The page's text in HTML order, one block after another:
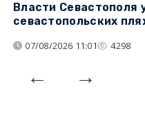
Власти Севастополя
севастопольских
07/08/2026 11:01 4298